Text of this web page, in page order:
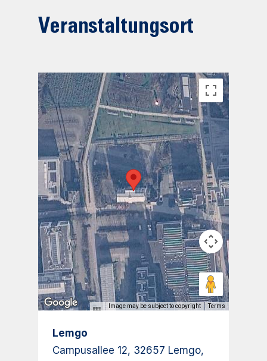
Veranstaltungsort
Image may be subject to copyright Terms
Lemgo
Campusallee 12, 32657 Lemgo,